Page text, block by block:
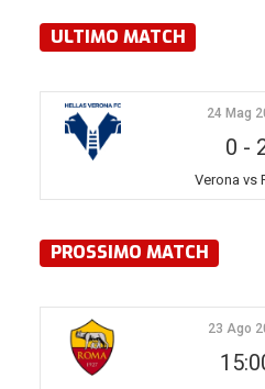
ULTIMO MATCH
24 Mag
0 -
Verona vs
PROSSIMO MATCH
23 Ago